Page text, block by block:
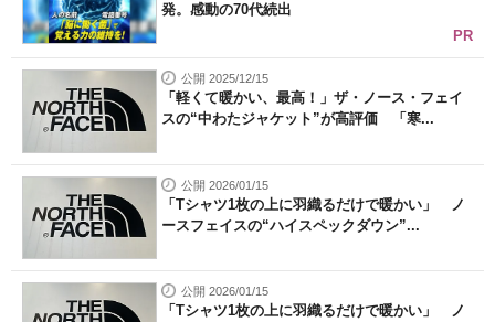
発。感動の70代続出
PR
公開 2025/12/15
「軽くて暖かい、最高！」ザ・ノース・フェイ
スの“中わたジャケット”が高評価 「寒...
公開 2026/01/15
「Tシャツ1枚の上に羽織るだけで暖かい」 ノ
ースフェイスの“ハイスペックダウン”...
公開 2026/01/15
「Tシャツ1枚の上に羽織るだけで暖かい」 ノ